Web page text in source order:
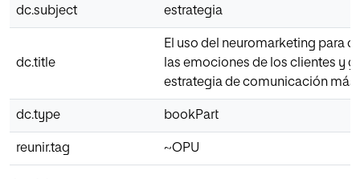
dc.subject estrategia
dc.title
El uso del neuromarketing para
las emociones de los clientes y
estrategia de comunicación más
dc.type bookPart
reunir.tag ~OPU